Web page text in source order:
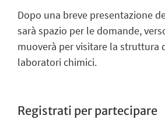
Dopo una breve presentazione
sarà spazio per le domande,
muoverà per visitare la struttura
laboratori chimici.
Registrati per partecipare